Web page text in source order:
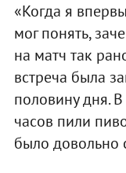
«Когда я
мог понять,
на матч так
встреча была
половину дня.
часов пили
было довольно